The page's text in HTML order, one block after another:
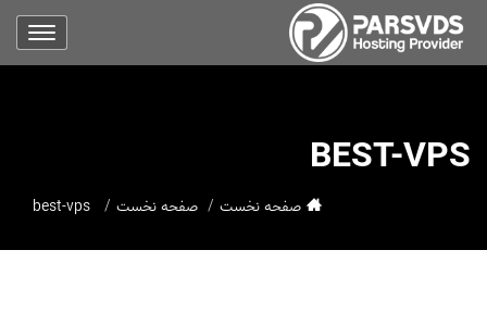
BEST-VPS
صفحه نخست صفحه نخست